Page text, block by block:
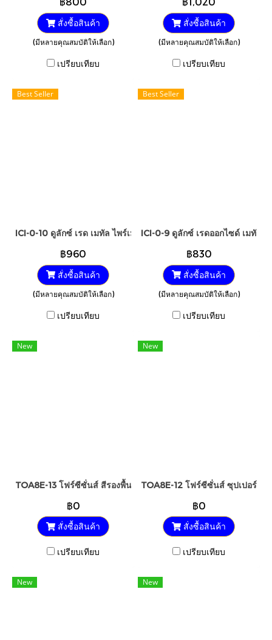
สั่งซื้อสินค้า
(มีหลายคุณสมบัติให้เลือก)
เปรียบเทียบ
สั่งซื้อสินค้า
(มีหลายคุณสมบัติให้เลือก)
เปรียบเทียบ
Best Seller
ICI-0-10 ดูลักซ์ เรด เมทัล ไพร์เมอร์ #540-560
฿960
สั่งซื้อสินค้า
(มีหลายคุณสมบัติให้เลือก)
เปรียบเทียบ
Best Seller
ICI-0-9 ดูลักซ์ เรดออกไซด์ เมทัล
฿830
สั่งซื้อสินค้า
(มีหลายคุณสมบัติให้เลือก)
เปรียบเทียบ
New
TOA8E-13 โฟร์ซีซั่นส์ สีรองพื้นปูนใหม่กันด่าง
฿0
สั่งซื้อสินค้า
เปรียบเทียบ
New
TOA8E-12 โฟร์ซีซั่นส์ ซุปเปอร์ ไพ
฿0
สั่งซื้อสินค้า
เปรียบเทียบ
New New